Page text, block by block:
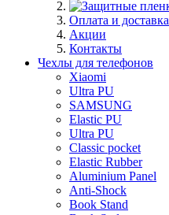
Оплата и доставка
Акции
Контакты
Чехлы для телефонов
Xiaomi
Ultra PU
SAMSUNG
Elastic PU
Ultra PU
Classic pocket
Elastic Rubber
Aluminium Panel
Anti-Shock
Book Stand